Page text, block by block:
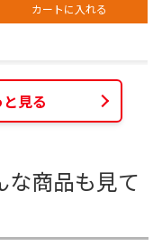
カートに入れる
見る
な商品も見て